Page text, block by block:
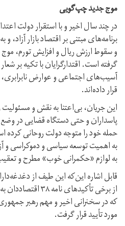
موج جدید چپ‌گویی
در چند سال اخیر و با استقرار دولت
برنامه‌های مبتنی بر اقتصاد بازار آزاد،
و سقوط ارزش ریال و افزایش تورم،
گرفته است. اقتدارگرایان با تکیه بر
آسیب‌های اجتماعی و عوارض
قرار داده‌اند.
این جریان، بی‌اعتنا به نقش و
پاسداران و حتی دستگاه قضایی در
حمله خود را متوجه دولت روحانی
به اهمیت توسعه سیاسی و دموکراسی و
به لوازم «حکمرانی خوب» مطرح و
قابل اشاره این‌که این طیف از
از برخی تأکیدهای
که در سخنرانی اخیر و مهم رهبر
مورد تأیید قرار گرفت.